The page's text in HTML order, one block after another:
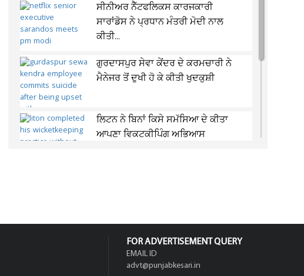
ਸੀਨੀਅਰ ਨੈੱਟਫਲਿਕਸ ਕਾਰਜਕਾਰੀ
ਸਾਰਾਂਡੋਸ ਨੇ ਪ੍ਰਧਾਨ ਮੰਤਰੀ ਮੋਦੀ ਨਾਲ
ਕੀਤੀ...
ਗੁਰਦਾਸਪੁਰ ਸੇਵਾ ਕੇਂਦਰ ਦੇ ਕਰਮਚਾਰੀ ਨੇ
ਮੈਨੇਜਰ ਤੋਂ ਦੁਖੀ ਹੋ ਕੇ ਕੀਤੀ ਖੁਦਕੁਸ਼ੀ
ਲਿਟਨ ਨੇ ਬਿਨਾਂ ਕਿਸੇ ਸਮੱਸਿਆ ਦੇ ਕੀਤਾ
ਆਪਣਾ ਵਿਕਟਕੀਪਿੰਗ ਅਭਿਆਸ
FOR ADVERTISEMENT QUERY
EMAIL ID
advt@punjabkesari.in